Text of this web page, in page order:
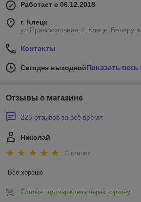
Работает с 06.12.2018
г. Клецк
ул.Привокзальная,4, Клецк, Беларусь
Контакты
Сегодня выходнойПоказать
Отзывы о магазине
225 отзывов за всё время
Николай
Отлично
Всё хорошо
Сделка подтверждена через корзину